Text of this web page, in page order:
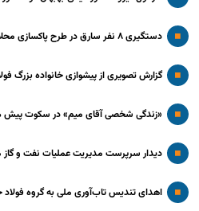
دستگیری ۸ نفر سارق در طرح پاکسازی محلات و کشف ۱۷ فقره سرقت
گزارش تصویری از پیشوازی خانواده بزرگ
«زندگی شخصی آقای میم» در سکوت پیش
دیدار سرپرست مدیریت عملیات نفت و گاز
اهدای تندیس تاب‌آوری ملی به گروه فولاد